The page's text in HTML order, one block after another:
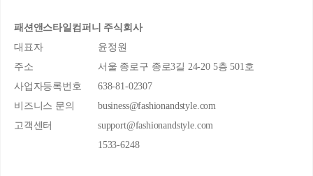
패션앤스타일컴퍼니 주식회사
대표자
윤정원
주소
서울 종로구 종로3길 24-20 5층 501호
사업자등록번호
638-81-02307
비즈니스 문의
business@fashionandstyle.com
고객센터
support@fashionandstyle.com
1533-6248